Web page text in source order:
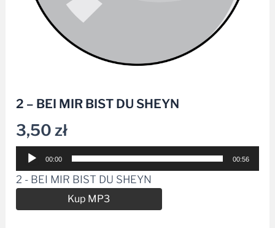
2 – BEI MIR BIST DU SHEYN
3,50zł
Odtwarzacz
plików
dźwiękowych
00:00 00:56
2 - BEI MIR BIST DU SHEYN
Kup MP3